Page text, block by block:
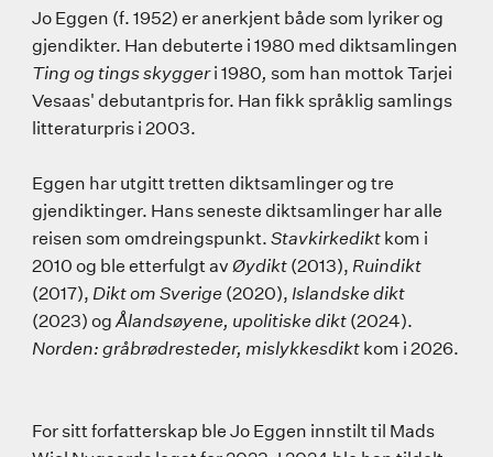
Jo Eggen (f. 1952) er anerkjent både som lyriker og
gjendikter. Han debuterte i 1980 med diktsamlingen
Ting og tings skyggeri 1980, som han mottok Tarjei
Vesaas' debutantpris for. Han fikk språklig samlings
litteraturpris i 2003.
Eggen har utgitt tretten diktsamlinger og tre
gjendiktinger. Hans seneste diktsamlinger har alle
reisen som omdreingspunkt. Stavkirkedikt kom i
2010 og ble etterfulgt av Øydikt (2013), Ruindikt
(2017), Dikt om Sverige (2020), Islandske dikt
(2023) ogÅlandsøyene, upolitiske dikt (2024).
Norden: gråbrødresteder, mislykkesdikt kom i 2026.
For sitt forfatterskap ble Jo Eggen innstilt til Mads